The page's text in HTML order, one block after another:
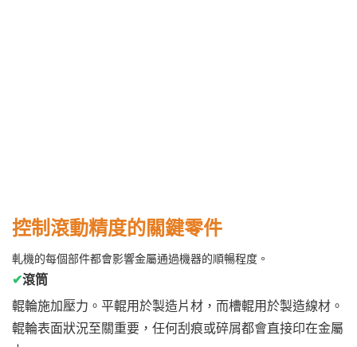
控制滾動精度的關鍵零件
軋機的每個部件都會影響金屬通過機器的順暢程度。
✔滾筒
輥輪施加壓力。平輥用於製造片材，而槽輥用於製造線材。
輥輪表面狀況至關重要，任何刮痕或碎屑都會直接印在金屬